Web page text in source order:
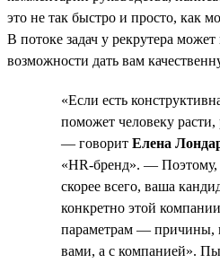
это не так быстро и просто, как
В потоке задач у рекрутера
возможности дать вам
«Если есть
поможет человеку
— говорит Елена
«HR-бренд». — Поэтому,
скорее всего, ваша
конкретно этой
параметрам — причины,
вами, а с компанией».